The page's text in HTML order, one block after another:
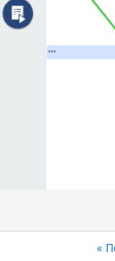
«